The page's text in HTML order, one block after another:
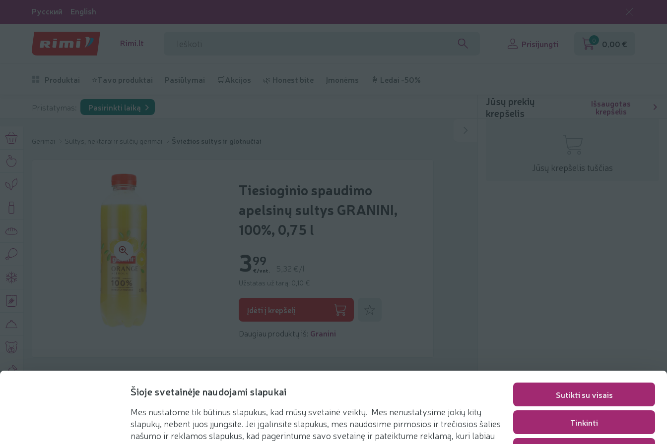
Šioje svetainėje naudojami slapukai
Mes nustatome tik būtinus slapukus, kad mūsų svetainė veiktų. Mes nenustatysime jokių kitų
slapukų, nebent juos įjungsite. Jei įgalinsite slapukus, mes naudosime pirmosios ir trečiosios šalies
našumo ir reklamos slapukus, kad pagerintume savo svetainę ir pateiktume reklamą, kuri labiau
Sutikti su visais
Tinkinti
Русский English
Rimi.lt Prisijungti 0 0,00 €
Produktai ⭐Tavo produktai Pasiūlymai 🛒Akcijos 🌿 Honest bite Įmonėms 🍦 Ledai -50%
Pristatymas: Pasirinkti laiką
Gėrimai Sultys, nektarai ir sulčių gėrimai Šviežios sultys ir glotnučiai
Tiesioginio spaudimo
apelsinų sultys GRANINI,
100%, 0,75 l
399
€/vnt. 5,32 €/l
Užstatas už tarą: 0,10 €
Įdėti į krepšelį
Daugiau produktų iš: Granini
Produkto aprašymas
Rekomenduojame Receptai
Jūsų prekių
krepšelis
Išsaugotas
krepšelis
Jūsų krepšelis tuščias
Pakavimo mokestis 0,00 €